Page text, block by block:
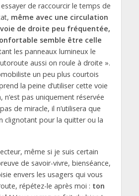
de raccourcir le temps de
même avec une circulation
de droite peu fréquentée,
semble être celle
les panneaux lumineux le
aussi on roule à droite ».
un peu plus courtois
la peine d’utiliser cette voie
pas uniquement réservée
de miracle, il n’utilisera que
clignotant pour la quitter ou la
même si je suis certain
de savoir-vivre, bienséance,
envers les usagers qui vous
répétez-le après moi : ton